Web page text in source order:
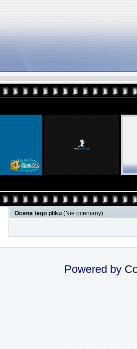
Ocena tego pliku (Nie oceniany)
Powered by